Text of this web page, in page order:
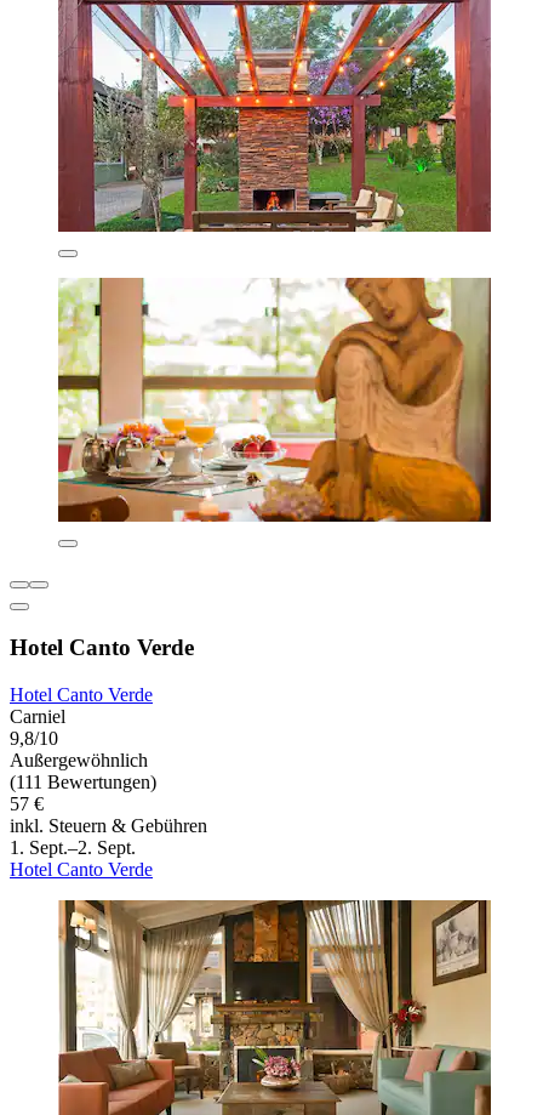
Hotel Canto Verde
Hotel Canto Verde
Carniel
9,8/10
Außergewöhnlich
(111 Bewertungen)
57 €
inkl. Steuern & Gebühren
1. Sept.–2. Sept.
Hotel Canto Verde